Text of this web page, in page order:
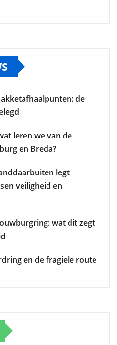
de
leren we van de
en Breda?
legt
veiligheid en
wat dit zegt
en de fragiele route